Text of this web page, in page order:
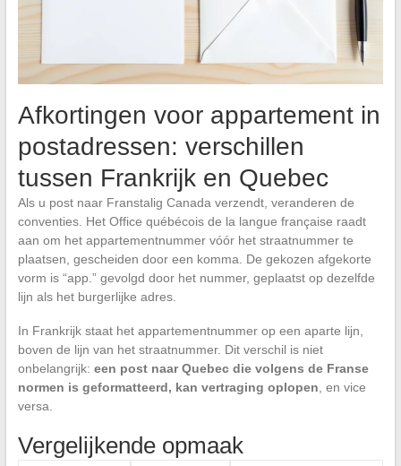
Afkortingen voor appartement in
postadressen: verschillen
tussen Frankrijk en Quebec
Als u post naar Franstalig Canada verzendt, veranderen de
conventies. Het Office québécois de la langue française raadt
aan om het appartementnummer vóór het straatnummer te
plaatsen, gescheiden door een komma. De gekozen afgekorte
vorm is “app.” gevolgd door het nummer, geplaatst op dezelfde
lijn als het burgerlijke adres.
In Frankrijk staat het appartementnummer op een aparte lijn,
boven de lijn van het straatnummer. Dit verschil is niet
onbelangrijk: een post naar Quebec die volgens de Franse
normen is geformatteerd, kan vertraging oplopen , en vice
versa.
Vergelijkende opmaak